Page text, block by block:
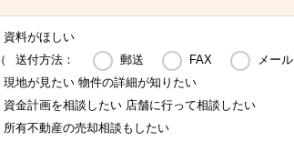
資料がほしい
（
送付方法： 郵送 FAX メール
現地が見たい 物件の詳細が知りたい
資金計画を相談したい 店舗に行って相談したい
所有不動産の売却相談もしたい